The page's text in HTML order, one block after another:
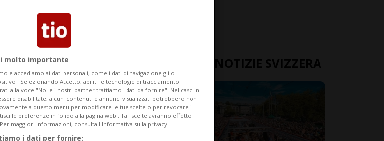
2021.
ULTIME NOTIZIE SVIZZERA
molto importante
e accediamo ai dati personali, come i dati di navigazione gli o
. Selezionando Accetto, abiliti le tecnologie di tracciamento
alla voce "Noi e i nostri partner trattiamo i dati da fornire". Nel caso in
disabilitate, alcuni contenuti e annunci visualizzati potrebbero non
a questo menu per modificare le tue scelte o per revocare il
le preferenze in fondo alla pagina web.. Tali scelte avranno effetto
maggiori informazioni, consulta l'Informativa sulla privacy.
i dati per fornire: